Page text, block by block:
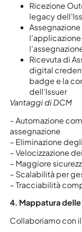
Ricezione
legacy
Ricevuta di
digital
badge e la
dell’Issuer
Vantaggi di DCM
– Automazione
assegnazione
– Eliminazione
– Velocizzazione
– Maggiore
– Scalabilità per
– Tracciabilità
4. Mappatura
Collaboriamo con